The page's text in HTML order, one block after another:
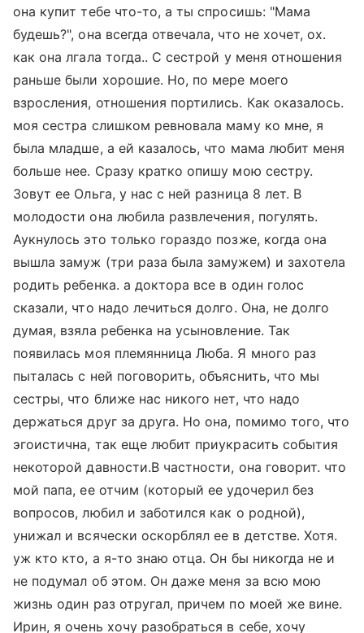
она купит тебе что-то, а ты спросишь: "Мама
будешь?", она всегда отвечала, что не хочет, ох.
как она лгала тогда.. С сестрой у меня отношения
раньше были хорошие. Но, по мере моего
взросления, отношения портились. Как оказалось.
моя сестра слишком ревновала маму ко мне, я
была младше, а ей казалось, что мама любит меня
больше нее. Сразу кратко опишу мою сестру.
Зовут ее Ольга, у нас с ней разница 8 лет. В
молодости она любила развлечения, погулять.
Аукнулось это только гораздо позже, когда она
вышла замуж (три раза была замужем) и захотела
родить ребенка. а доктора все в один голос
сказали, что надо лечиться долго. Она, не долго
думая, взяла ребенка на усыновление. Так
появилась моя племянница Люба. Я много раз
пыталась с ней поговорить, объяснить, что мы
сестры, что ближе нас никого нет, что надо
держаться друг за друга. Но она, помимо того, что
эгоистична, так еще любит приукрасить события
некоторой давности.В частности, она говорит. что
мой папа, ее отчим (который ее удочерил без
вопросов, любил и заботился как о родной),
унижал и всячески оскорблял ее в детстве. Хотя.
уж кто кто, а я-то знаю отца. Он бы никогда не и
не подумал об этом. Он даже меня за всю мою
жизнь один раз отругал, причем по моей же вине.
Ирин, я очень хочу разобраться в себе, хочу